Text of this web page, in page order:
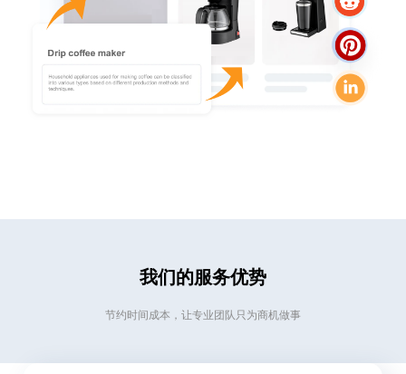
我们的服务优势
节约时间成本，让专业团队只为商机做事